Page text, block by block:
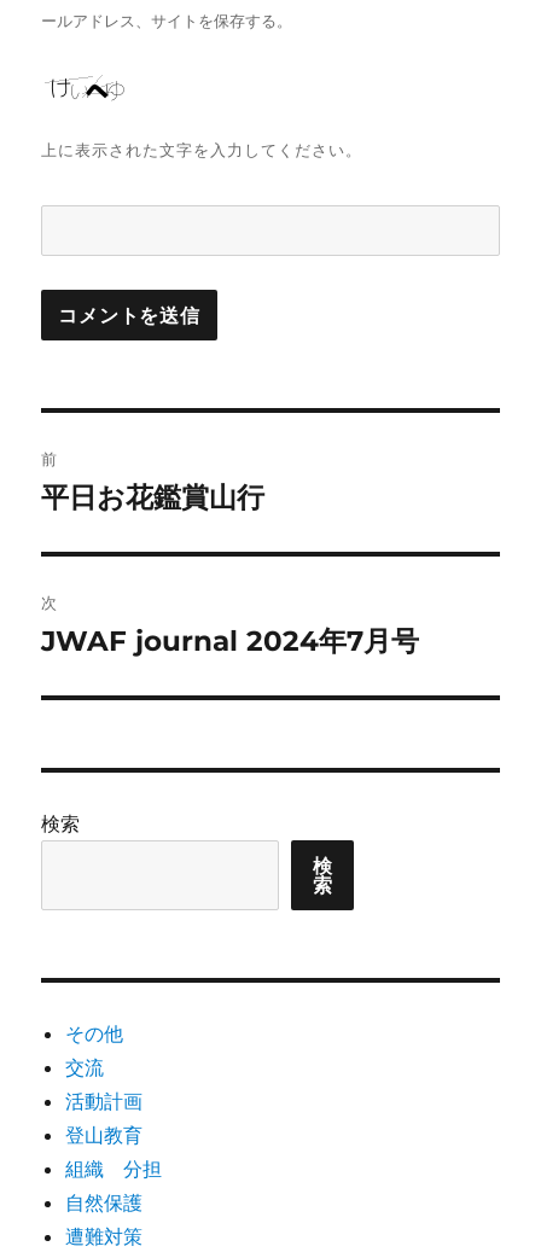
ールアドレス、サイトを保存する。
上に表示された文字を入力してください。
稿
ビ
ゲ
ー
ン
前
前
投
稿:
平日お花鑑賞山行
次
次
投
JWAF journal 2024年7月号
検索
検
索
その他
交流
活動計画
登山教育
組織 分担
自然保護
遭難対策